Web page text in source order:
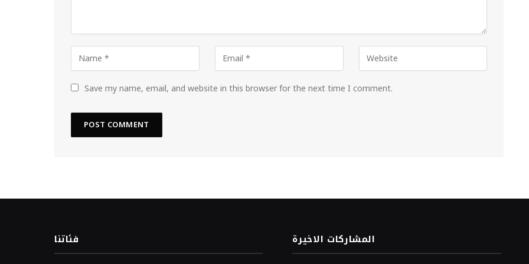
Save my name, email, and website in this browser for the next time I comment.
فئاتنا المشاركات الاخيرة